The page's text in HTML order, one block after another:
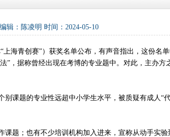
辑：陈凌明 时间：2024-05-10
海青创赛”）获奖名单公布，有声音指出，这份名
”，据称曾经出现在考博的专业题中。对此，主办方
题的专业性远超中小学生水平，被质疑有成人“代
题；也有不少培训机构加入进来，宣称从动手实验